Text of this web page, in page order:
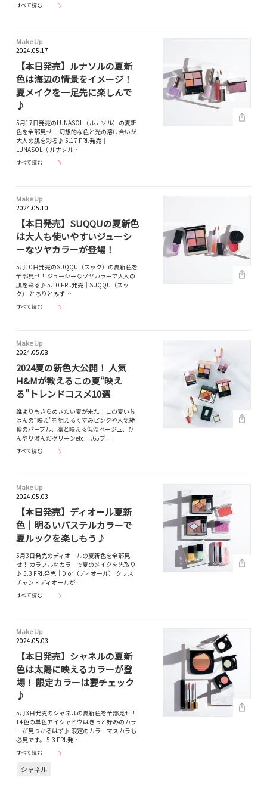
すべて読む
Make Up
2024.05.17
【本日発売】ルナソルの夏新
色は海辺の情景をイメージ！
夏メイクを一足先に楽しんで
♪
5月17日発売のLUNASOL（ルナソル）の夏新
色を全部見せ！ 幻想的な色と光の溶け合いが
大人の肌を彩る♪ 5.17 FRI.発売｜
LUNASOL（ ルナソル…
すべて読む
Make Up
2024.05.10
【本日発売】SUQQUの夏新色
は大人も使いやすいジューシ
ーなツヤカラーが登場！
5月10日発売のSUQQU（スック）の夏新色を
全部見せ！ ジューシーなツヤカラーで大人の
肌を彩る♪ 5.10 FRI.発売｜SUQQU（スッ
ク） とろりとみず…
すべて読む
Make Up
2024.05.08
2024夏の新色大公開！ 人気
H&Mが教えるこの夏“映え
る”トレンドコスメ10選
誰よりもきらめきたい夏が来た！この夏いち
ばんの“映え”を狙えるくすみピンクや人気絶
頂のパープル、凛と映える低温ベージュ、ひ
んやり澄んだグリーンetc….65ブ…
すべて読む
Make Up
2024.05.03
【本日発売】ディオール夏新
色｜明るいパステルカラーで
夏ルックを楽しもう♪
5月3日発売のディオールの夏新色を全部見
せ！ カラフルなカラーで夏のメイクを先取り
♪ 5.3 FRI.発売｜Dior（ディオール） クリス
チャン・ディオールが…
すべて読む
Make Up
2024.05.03
【本日発売】シャネルの夏新
色は太陽に映えるカラーが登
場！ 限定カラーは要チェック
♪
5月3日発売のシャネルの夏新色を全部見せ！
14色の単色アイシャドウはきっと好みのカラ
ーが見つかるはず♪ 限定のカラーマスカラも
必見です。 5.3 FRI.発…
すべて読む
シャネル